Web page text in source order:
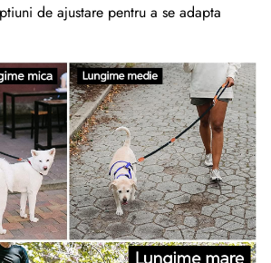
de ajustare pentru a se adapta